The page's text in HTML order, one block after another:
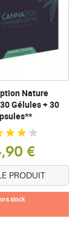
Nature
Gélules + 30
€
PRODUIT
stock